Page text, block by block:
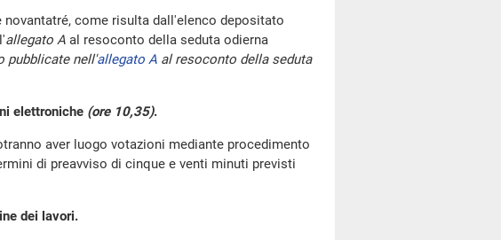
come risulta dall'elenco depositato
allegato A al resoconto della seduta odierna
pubblicate nell'allegato A al resoconto della seduta
elettroniche (ore 10,35).
aver luogo votazioni mediante procedimento
di preavviso di cinque e venti minuti previsti
dei lavori.